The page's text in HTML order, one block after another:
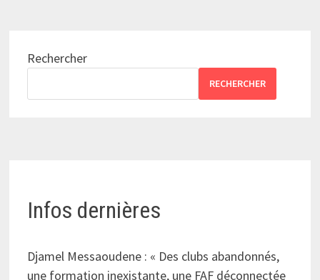
Rechercher
RECHERCHER
Infos dernières
Djamel Messaoudene : « Des clubs abandonnés,
une formation inexistante, une FAF déconnectée